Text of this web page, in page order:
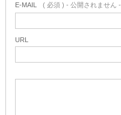
E-MAIL ( 必須 ) - 公開されません -
URL